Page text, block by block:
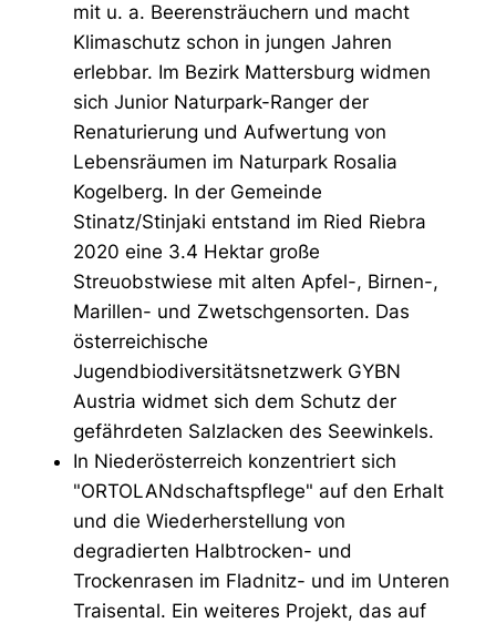
mit u. a. Beerensträuchern und macht
Klimaschutz schon in jungen Jahren
erlebbar. Im Bezirk Mattersburg widmen
sich Junior Naturpark-Ranger der
Renaturierung und Aufwertung von
Lebensräumen im Naturpark Rosalia
Kogelberg. In der Gemeinde
Stinatz/Stinjaki entstand im Ried Riebra
2020 eine 3.4 Hektar große
Streuobstwiese mit alten Apfel-, Birnen-,
Marillen- und Zwetschgensorten. Das
österreichische
Jugendbiodiversitätsnetzwerk GYBN
Austria widmet sich dem Schutz der
gefährdeten Salzlacken des Seewinkels.
In Niederösterreich konzentriert sich
"ORTOLANdschaftspflege" auf den Erhalt
und die Wiederherstellung von
degradierten Halbtrocken- und
Trockenrasen im Fladnitz- und im Unteren
Traisental. Ein weiteres Projekt, das auf